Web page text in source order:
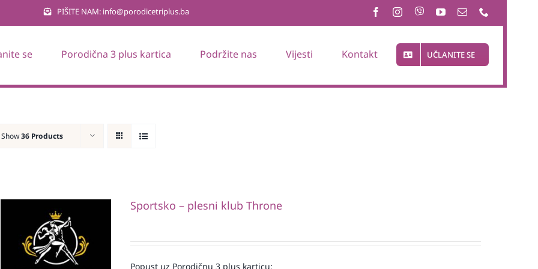
PIŠITE NAM: info@porodicetriplus.ba
se Porodična 3 plus kartica Podržite nas Vijesti Kontakt UČLANITE SE
Show36 Products
Sportsko – plesni klub Throne
Popust uz Porodičnu 3 plus karticu: